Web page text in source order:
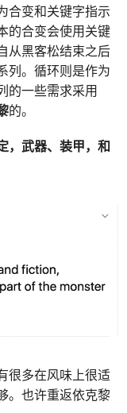
合变和关键字指示
的合变会使用关键
从黑客松结束之后
列。循环则是作为
的一些需求采用
的。
，武器、装甲，和
很多在风味上很适
。也许重返依克黎